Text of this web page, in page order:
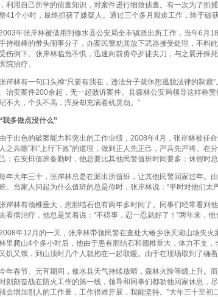
利用自己所学的侦查知识，对案件进行细致侦查。有一次为了抓
41个小时，最终抓获了嫌疑人。通过三个多月艰难工作，终于破
年张岸林被借用到修水县公安局全丰镇派出所工作，当年6月18
持棍棒的带头闹事分子，办案民警劝其放下武器接受处理，不料
伤倒下。张岸林临危不惧，迅速向前勇夺歹徒尖刀，与之展开殊
院治疗。
林有一句口头禅“只要有我在，违法分子就休想逃脱法律的制裁
治安案件200余起，无一起败诉案件。县森林公安局领导这样称
不大，个头不高，浑身却充满着机灵劲。”
多做点没什么”
出色的破案能力和突出的工作业绩，2008年4月，张岸林被任命
之共瞻”和“上行下效”的道理，做到正人先正己，严兵先严将。
；在安排值班备勤时，他总要比其他民警值班时间要多；休假时
大年三十，张岸林总是在派出所值班，让其他民警回家过年。
。当家人问起为什么值班的总是你时，张岸林说：“平时对他们
林有颈椎垂大，患胆结石也有两年多时间了。同事们经常看到
看病治疗，他总是笑着说：“不碍事，忍一忍就好了！”两年来，他
年12月的一天，张岸林带领民警在查处大椿乡张天湖山场失火
里爬山4个多小时后，他由于患有胆结石和颈椎垂大，体力不支
饥又饿，到山顶时几个人就抱在一起取暖。由于在现场取到了确凿
春节、元宵期间，修水县天气持续放晴，森林火险等级上升。
刻刻奋战在防火工作的第一线，领导和同事们都劝他回家休息，
会增加别人的工作量，工作很难开展，我能坚持。”大年三十至